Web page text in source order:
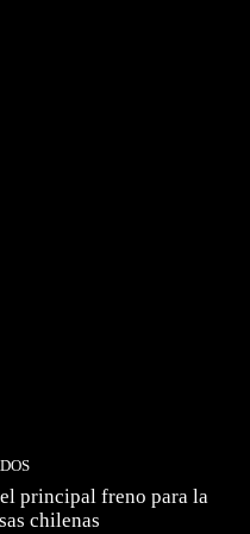
principal freno para la
chilenas